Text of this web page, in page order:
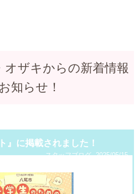
オザキからの新着情報
知らせ！
』に掲載されました！
2025/05/15
スタッフブログ